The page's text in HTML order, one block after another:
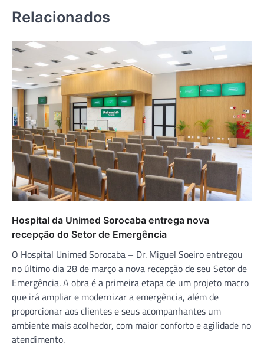
Relacionados
Hospital da Unimed Sorocaba entrega nova
recepção do Setor de Emergência
O Hospital Unimed Sorocaba – Dr. Miguel Soeiro entregou
no último dia 28 de março a nova recepção de seu Setor de
Emergência. A obra é a primeira etapa de um projeto macro
que irá ampliar e modernizar a emergência, além de
proporcionar aos clientes e seus acompanhantes um
ambiente mais acolhedor, com maior conforto e agilidade no
atendimento.